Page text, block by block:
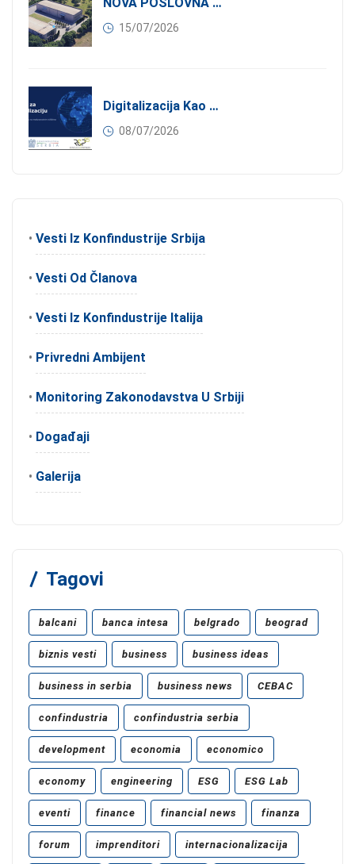
15/07/2026
Digitalizacija Kao Pokretač Internacionalizacije
08/07/2026
• Vesti Iz Konfindustrije Srbija
• Vesti Od Članova
• Vesti Iz Konfindustrije Italija
• Privredni Ambijent
• Monitoring Zakonodavstva U Srbiji
• Događaji
• Galerija
Tagovi
balcani banca intesa belgrado beograd
biznis vesti business business ideas
business in serbia business news CEBAC
confindustria confindustria serbia
development economia economico
economy engineering ESG ESG Lab
eventi finance financial news finanza
forum imprenditori internacionalizacija